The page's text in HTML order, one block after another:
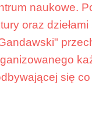
naukowe.
oraz
się